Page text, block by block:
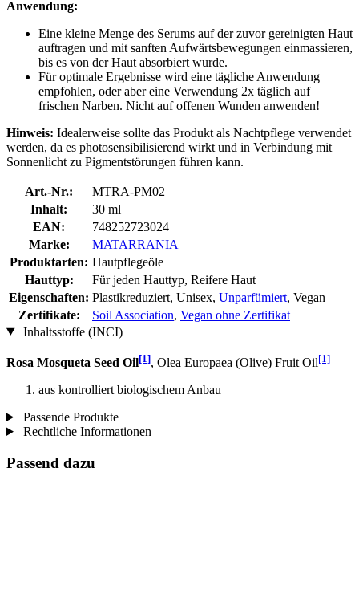
Anwendung:
Eine kleine Menge des Serums auf der zuvor gereinigten Haut
auftragen und mit sanften Aufwärtsbewegungen einmassieren,
bis es von der Haut absorbiert wurde.
Für optimale Ergebnisse wird eine tägliche Anwendung
empfohlen, oder aber eine Verwendung 2x täglich auf
frischen Narben. Nicht auf offenen Wunden anwenden!
Hinweis: Idealerweise sollte das Produkt als Nachtpflege verwendet
werden, da es photosensibilisierend wirkt und in Verbindung mit
Sonnenlicht zu Pigmentstörungen führen kann.
Art.-Nr.:
MTRA-PM02
Inhalt:
30 ml
EAN:
748252723024
Marke:
MATARRANIA
Produktarten: Hautpflegeöle
Hauttyp:
Für jeden Hauttyp, Reifere Haut
Eigenschaften: Plastikreduziert, Unisex, Unparfümiert, Vegan
Zertifikate:
Soil Association, Vegan ohne Zertifikat
Inhaltsstoffe (INCI)
Rosa Mosqueta Seed Oil[1], Olea Europaea (Olive) Fruit Oil[1]
aus kontrolliert biologischem Anbau
Passende Produkte
Rechtliche Informationen
Passend dazu